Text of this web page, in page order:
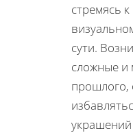
стремясь
сути.
сложные и
прошлого,
украшений